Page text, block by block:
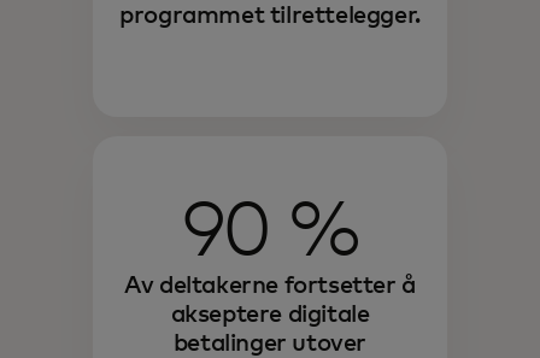
programmet tilrettelegger.
90 %
Av deltakerne fortsetter å
akseptere digitale
betalinger utover